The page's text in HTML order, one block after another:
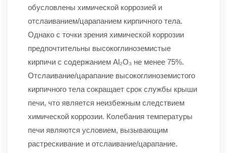
обусловлены химической коррозией и
отслаиванием/царапанием кирпичного тела.
Однако с точки зрения химической коррозии
предпочтительны высокоглиноземистые
кирпичи с содержанием Al₂O₃ не менее 75%.
Отслаивание/царапание высокоглиноземистого
кирпичного тела сокращает срок службы крыши
печи, что является неизбежным следствием
химической коррозии. Колебания температуры
печи являются условием, вызывающим
растрескивание и отслаивание/царапание.